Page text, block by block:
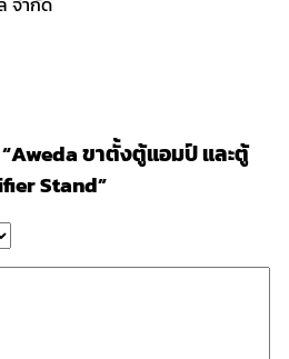
ขาตั้งตู้แอมป์ และตู้
Stand”